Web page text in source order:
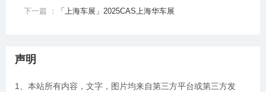
下一篇 ： 「上海车展」2025CAS上海华车展
声明
1、本站所有内容，文字，图片均来自第三方平台或第三方发